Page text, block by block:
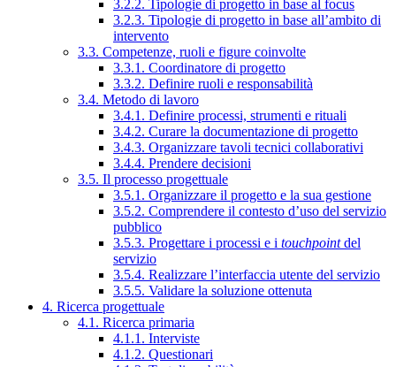
3.2.2. Tipologie di progetto in base al focus
3.2.3. Tipologie di progetto in base all’ambito di
intervento
3.3. Competenze, ruoli e figure coinvolte
3.3.1. Coordinatore di progetto
3.3.2. Definire ruoli e responsabilità
3.4. Metodo di lavoro
3.4.1. Definire processi, strumenti e rituali
3.4.2. Curare la documentazione di progetto
3.4.3. Organizzare tavoli tecnici collaborativi
3.4.4. Prendere decisioni
3.5. Il processo progettuale
3.5.1. Organizzare il progetto e la sua gestione
3.5.2. Comprendere il contesto d’uso del servizio
pubblico
3.5.3. Progettare i processi e i touchpointdel
servizio
3.5.4. Realizzare l’interfaccia utente del servizio
3.5.5. Validare la soluzione ottenuta
4. Ricerca progettuale
4.1. Ricerca primaria
4.1.1. Interviste
4.1.2. Questionari